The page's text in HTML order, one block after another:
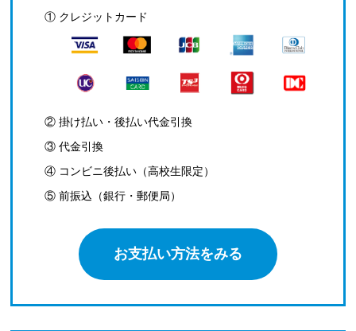
① クレジットカード
② 掛け払い・後払い代金引換
③ 代金引換
④ コンビニ後払い（高校生限定）
⑤ 前振込（銀行・郵便局）
お支払い方法をみる